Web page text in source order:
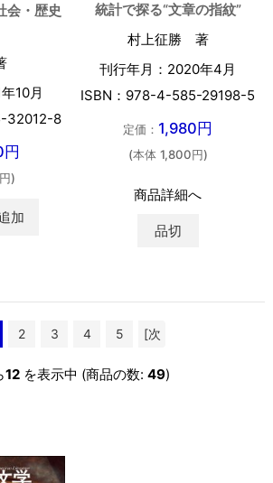
会・歴史
10月
32012-8
)
加
統計で探る“文章の指紋”
村上征勝 著
刊行年月：2020年4月
ISBN：978-4-585-29198-5
定価： 1,980円
(本体 1,800円)
商品詳細へ
品切
2 3 4 5
[次
12を表示中 (商品の数: 49)